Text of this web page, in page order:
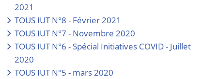
2021
TOUS IUT N°8 - Février 2021
TOUS IUT N°7 - Novembre 2020
TOUS IUT N°6 - Spécial Initiatives COVID - Juillet
2020
TOUS IUT N°5 - mars 2020